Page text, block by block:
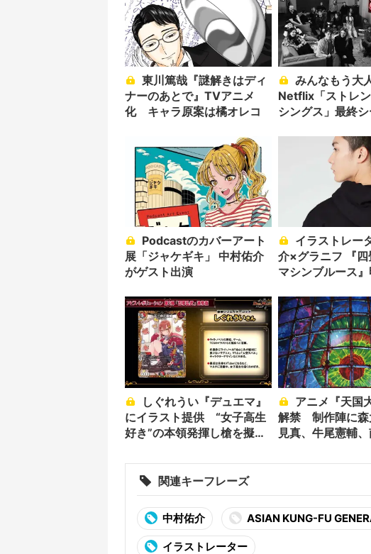
ナーのあとで』TVアニメ
化 キャラ原案は橘オレコ
みんなもう大人じゃん！
Netflix「ストレン
シングス」最終
展「ジャケギキ」 中村佑介
がゲスト出演
介×グラニフ 『
マシンブルース
にイラスト提供 “女子高生
好き”の本領発揮し槍を擬人
解禁 制作陣に森
見真、牛尾憲輔
関連キーフレーズ
中村佑介 ASIAN KUNG-FU
イラストレーター